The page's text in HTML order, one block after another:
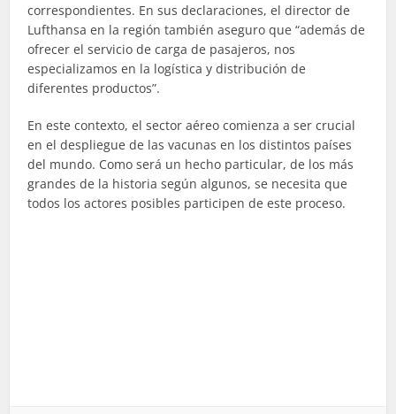
correspondientes. En sus declaraciones, el director de
Lufthansa en la región también aseguro que “además de
ofrecer el servicio de carga de pasajeros, nos
especializamos en la logística y distribución de
diferentes productos”.
En este contexto, el sector aéreo comienza a ser crucial
en el despliegue de las vacunas en los distintos países
del mundo. Como será un hecho particular, de los más
grandes de la historia según algunos, se necesita que
todos los actores posibles participen de este proceso.